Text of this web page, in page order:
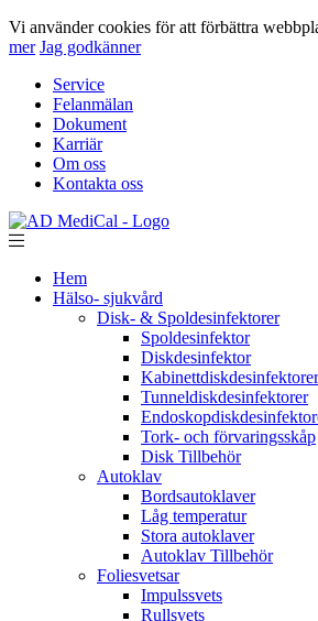
Vi använder cookies för att förbättra
mer Jag godkänner
Service
Felanmälan
Dokument
Karriär
Om oss
Kontakta oss
Hem
Hälso- sjukvård
Disk- & Spoldesinfektorer
Spoldesinfektor
Diskdesinfektor
Kabinettdiskdesinfektorer
Tunneldiskdesinfektorer
Tork- och förvaringsskåp
Disk Tillbehör
Autoklav
Bordsautoklaver
Låg temperatur
Stora autoklaver
Autoklav Tillbehör
Foliesvetsar
Impulssvets
Rullsvets